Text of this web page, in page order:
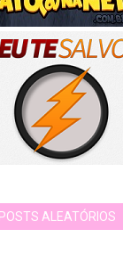
POSTS ALEATÓRIOS